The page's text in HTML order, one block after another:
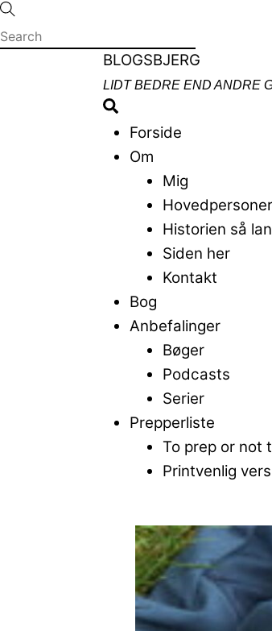
Skip
to
Menu
BLOGSBJERG
LIDT BEDRE END ANDRE
Search
Forside
Om
Mig
Historien så
Siden her
Kontakt
Bog
Anbefalinger
Bøger
Podcasts
Serier
Prepperliste
To prep or not
Printvenlig
Close
Menu